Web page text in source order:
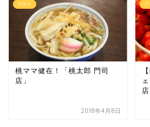
グルメ
桃ママ健在！「桃太郎 門司
店」
2018年4月8日
グ
店